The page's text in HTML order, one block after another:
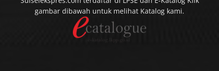
gambar dibawah untuk melihat Katalog kami.